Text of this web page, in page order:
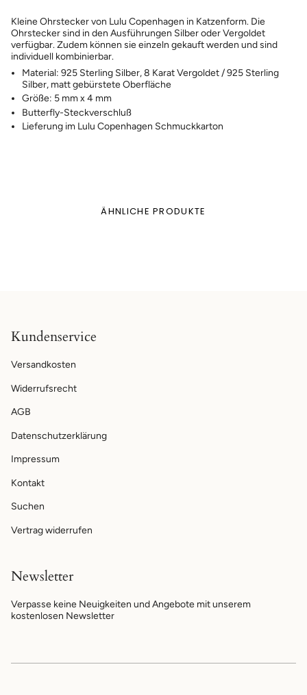
Kleine Ohrstecker von Lulu Copenhagen in Katzenform. Die
Ohrstecker sind in den Ausführungen Silber oder Vergoldet
verfügbar. Zudem können sie einzeln gekauft werden und sind
individuell kombinierbar.
Material: 925 Sterling Silber, 8 Karat Vergoldet / 925 Sterling
Silber, matt gebürstete Oberfläche
Größe: 5 mm x 4 mm
Butterfly-Steckverschluß
Lieferung im Lulu Copenhagen Schmuckkarton
ÄHNLICHE PRODUKTE
Kundenservice
Versandkosten
Widerrufsrecht
AGB
Datenschutzerklärung
Impressum
Kontakt
Suchen
Vertrag widerrufen
Newsletter
Verpasse keine Neuigkeiten und Angebote mit unserem
kostenlosen Newsletter